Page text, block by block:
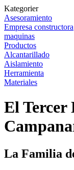
Kategorier
Asesoramiento
Empresa constructora
maquinas
Productos
Alcantarillado
Aislamiento
Herramienta
Materiales
El Tercer
La Familia